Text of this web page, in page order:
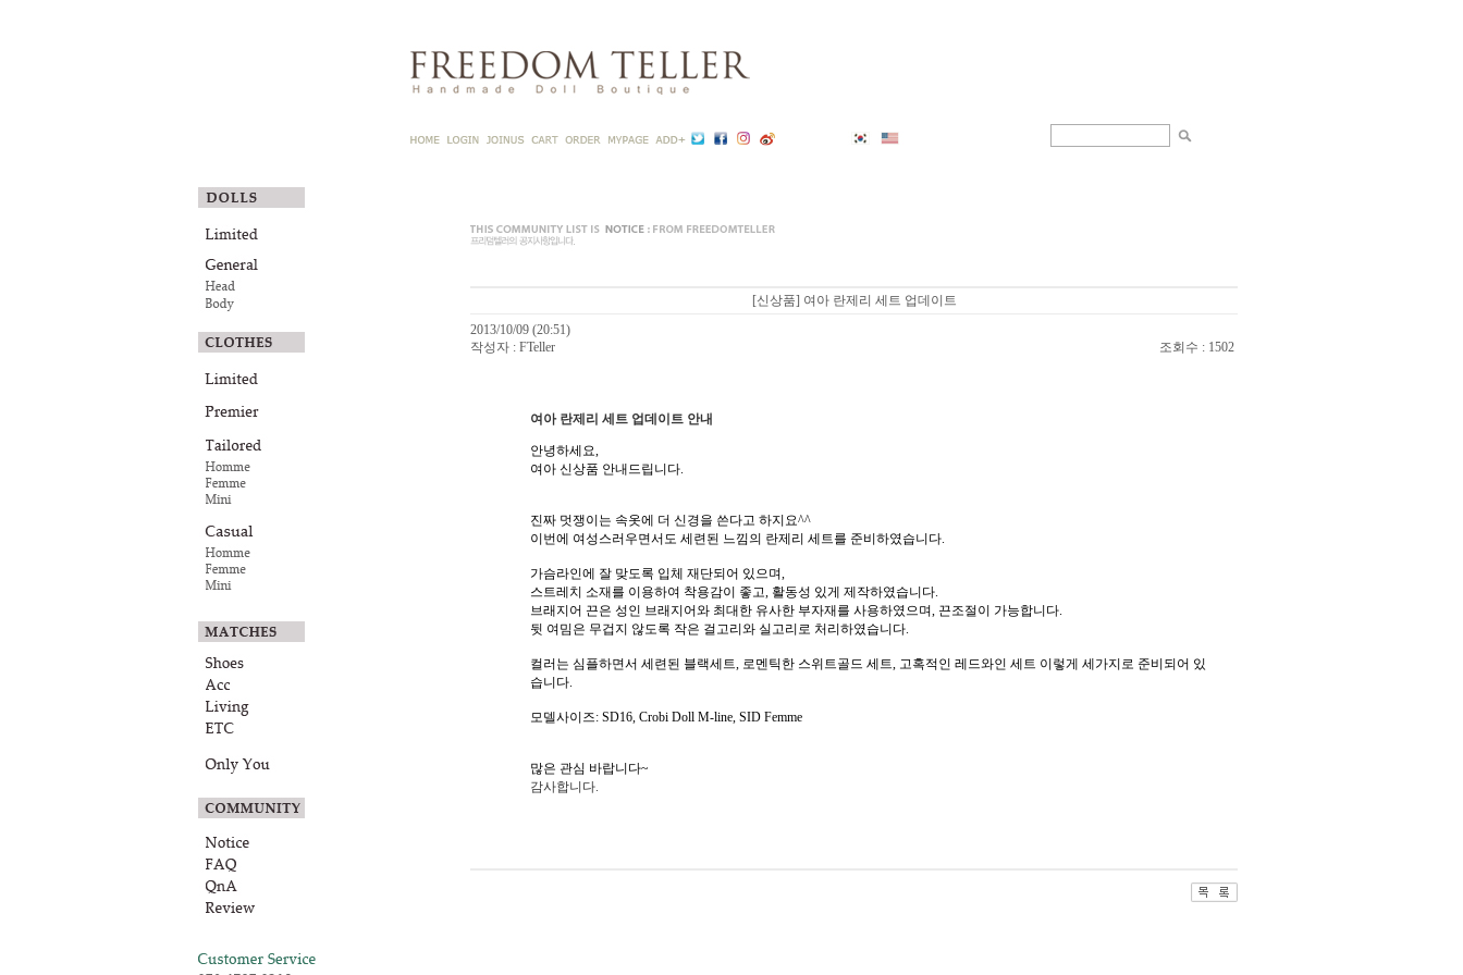
[신상품] 여아 란제리 세트 업데이트
2013/10/09 (20:51)
작성자 : FTeller
조회수 : 1502
여아 란제리 세트 업데이트 안내
안녕하세요,
여아 신상품 안내드립니다.
진짜 멋쟁이는 속옷에 더 신경을 쓴다고 하지요^^
이번에 여성스러우면서도 세련된 느낌의 란제리 세트를 준비하였습니다.
가슴라인에 잘 맞도록 입체 재단되어 있으며,
스트레치 소재를 이용하여 착용감이 좋고, 활동성 있게 제작하였습니다.
브래지어 끈은 성인 브래지어와 최대한 유사한 부자재를 사용하였으며, 끈조절이 가능합니다.
뒷 여밈은 무겁지 않도록 작은 걸고리와 실고리로 처리하였습니다.
컬러는 심플하면서 세련된 블랙세트, 로멘틱한 스위트골드 세트, 고혹적인 레드와인 세트 이렇게 세가지로 준비되어 있
습니다.
모델사이즈: SD16, Crobi Doll M-line, SID Femme
많은 관심 바랍니다~
감사합니다.